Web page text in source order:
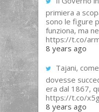
primiera a
sono le figure
funziona, ma
https://t.co/
8 years ago
Tajani,
dovesse
era dal 1867,
https://t.co/
8 years ago